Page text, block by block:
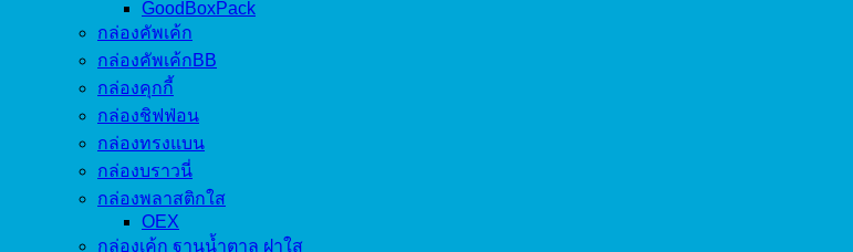
GoodBoxPack
กล่องคัพเค้ก
กล่องคัพเค้กBB
กล่องคุกกี้
กล่องชิฟฟ่อน
กล่องทรงแบน
กล่องบราวนี่
กล่องพลาสติกใส
OEX
กล่องเค้ก ฐานน้ำตาล ฝาใส